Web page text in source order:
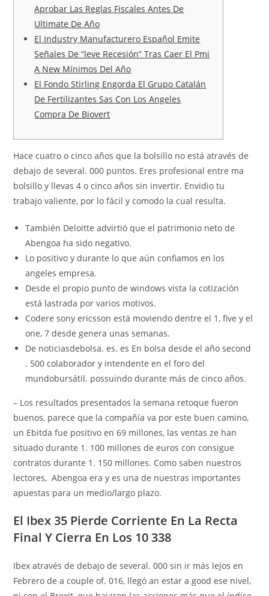
Aprobar Las Reglas Fiscales Antes De
Ultimate De Año
El Industry Manufacturero Español Emite
Señales De “leve Recesión” Tras Caer El Pmi
A New Mínimos Del Año
El Fondo Stirling Engorda El Grupo Catalán
De Fertilizantes Sas Con Los Angeles
Compra De Biovert
Hace cuatro o cinco años que la bolsillo no está através de
debajo de several. 000 puntos. Eres profesional entre ma
bolsillo y llevas 4 o cinco años sin invertir. Envidio tu
trabajo valiente, por lo fácil y comodo la cual resulta.
También Deloitte advirtió que el patrimonio neto de
Abengoa ha sido negativo.
Lo positivo y durante lo que aún confiamos en los
angeles empresa.
Desde el propio punto de windows vista la cotización
está lastrada por varios motivos.
Codere sony ericsson está moviendo dentre el 1, five y el
one, 7 desde genera unas semanas.
De noticiasdebolsa. es. es En bolsa desde el año second
. 500 colaborador y intendente en el foro del
mundobursátil. possuindo durante más de cinco años.
– Los resultados presentados la semana retoque fueron
buenos, parece que la compañía va por este buen camino,
un Ebitda fue positivo en 69 millones, las ventas ze han
situado durante 1. 100 millones de euros con consigue
contratos durante 1. 150 millones. Como saben nuestros
lectores, Abengoa era y es una de nuestras importantes
apuestas para un medio/largo plazo.
El Ibex 35 Pierde Corriente En La Recta
Final Y Cierra En Los 10 338
Ibex através de debajo de several. 000 sin ir más lejos en
Febrero de a couple of. 016, llegó an estar a good ese nivel,